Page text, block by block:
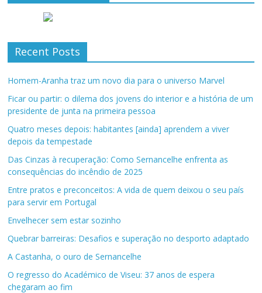
Recent Posts
Homem-Aranha traz um novo dia para o universo Marvel
Ficar ou partir: o dilema dos jovens do interior e a história de um
presidente de junta na primeira pessoa
Quatro meses depois: habitantes [ainda] aprendem a viver
depois da tempestade
Das Cinzas à recuperação: Como Sernancelhe enfrenta as
consequências do incêndio de 2025
Entre pratos e preconceitos: A vida de quem deixou o seu país
para servir em Portugal
Envelhecer sem estar sozinho
Quebrar barreiras: Desafios e superação no desporto adaptado
A Castanha, o ouro de Sernancelhe
O regresso do Académico de Viseu: 37 anos de espera
chegaram ao fim